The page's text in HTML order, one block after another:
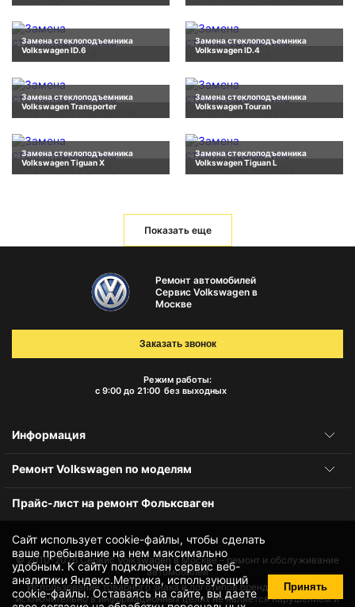
Замена стеклоподъемника
Volkswagen ID.6
Замена стеклоподъемника
Volkswagen ID.4
Замена стеклоподъемника
Volkswagen Transporter
Замена стеклоподъемника
Volkswagen Touran
Замена стеклоподъемника
Volkswagen Tiguan X
Замена стеклоподъемника
Volkswagen Tiguan L
Показать еще
Сайт использует cookie-файлы, чтобы сделать
ваше пребывание на нем максимально
удобным. К cайту подключен сервис веб-
аналитики Яндекс.Метрика, использующий
cookie-файлы. Оставаясь на сайте, вы даете
Принять
Ремонт автомобилей
Сервис Volkswagen в
Москве
Режим работы:
с 9:00 до 21:00 без выходных
Заказать звонок
Информация
Ремонт Volkswagen по моделям
Прайс-лист на ремонт Фольксваген
© 2010-2026Сервис Volkswagen в Москве – ремонт и обслуживание
автомобилей
Использование товарного знака и логотипов бренда происходит
исключительно в информационных целях не является нарушением и